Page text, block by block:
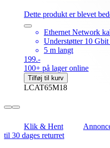
Dette produkt er blevet
Ethernet Network
Understøtter 10
5 m langt
199.-
100+ på lager online
Tilføj til kurv
LCAT65M18
Klik & Hent
til 30 dages returret